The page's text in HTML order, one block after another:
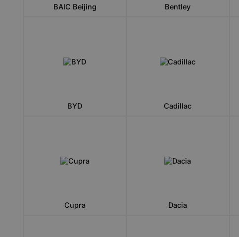
BAIC Beijing Bentley
BYD Cadillac
Cupra Dacia